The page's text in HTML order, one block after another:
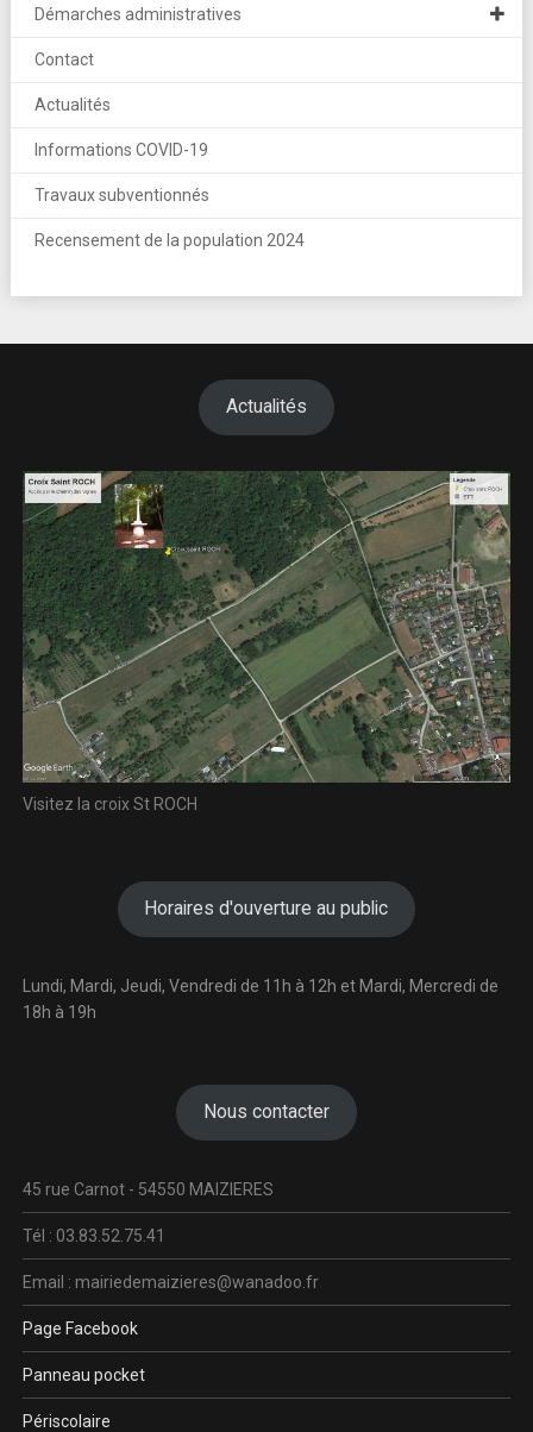
Démarches administratives
Contact
Actualités
Informations COVID-19
Travaux subventionnés
Recensement de la population 2024
Actualités
Visitez la croix St ROCH
Horaires d'ouverture au public
Lundi, Mardi, Jeudi, Vendredi de 11h à 12h et Mardi, Mercredi de
18h à 19h
Nous contacter
45 rue Carnot - 54550 MAIZIERES
Tél : 03.83.52.75.41
Email : mairiedemaizieres@wanadoo.fr
Page Facebook
Panneau pocket
Périscolaire